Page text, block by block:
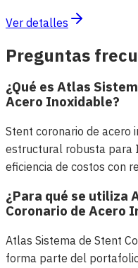
Ver detalles
Preguntas
¿Qué es Atlas
Acero Inoxidable?
Stent coronario de acero
estructural robusta para
eficiencia de costos con
¿Para qué se utiliza
Coronario de Acero
Atlas Sistema de Stent
forma parte del